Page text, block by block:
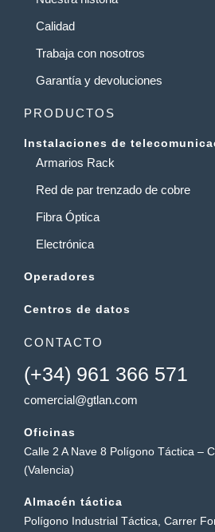
Calidad
Trabaja con nosotros
Garantía y devoluciones
PRODUCTOS
Instalaciones de
Armarios Rack
Red de par trenzado de cobre
Fibra Óptica
Electrónica
Operadores
Centros de datos
CONTACTO
(+34) 961 366 571
comercial@gtlan.com
Oficinas
Calle 2 A Nave 8 Polígono Táctica –
(Valencia)
Almacén táctica
Polígono Industrial Táctica, Carrer